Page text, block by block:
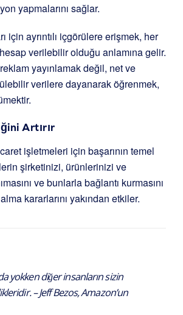
yapmalarını sağlar.
için ayrıntılı içgörülere erişmek, her
verilebilir olduğu anlamına gelir.
yayınlamak değil, net ve
verilere dayanarak öğrenmek,
Artırır
işletmeleri için başarının temel
şirketinizi, ürünlerinizi ve
ve bunlarla bağlantı kurmasını
kararlarını yakından etkiler.
yokken diğer insanların sizin
– Jeff Bezos, Amazon’un